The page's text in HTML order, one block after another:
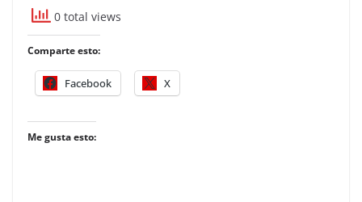
0 total views
Comparte esto:
Facebook X
Me gusta esto: